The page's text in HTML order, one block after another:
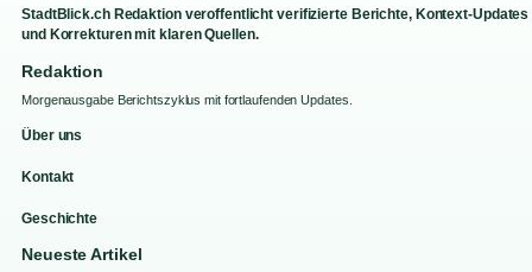
StadtBlick.ch Redaktion veroffentlicht verifizierte Berichte, Kontext-Updates
und Korrekturen mit klaren Quellen.
Redaktion
Morgenausgabe Berichtszyklus mit fortlaufenden Updates.
Über uns
Kontakt
Geschichte
Neueste Artikel